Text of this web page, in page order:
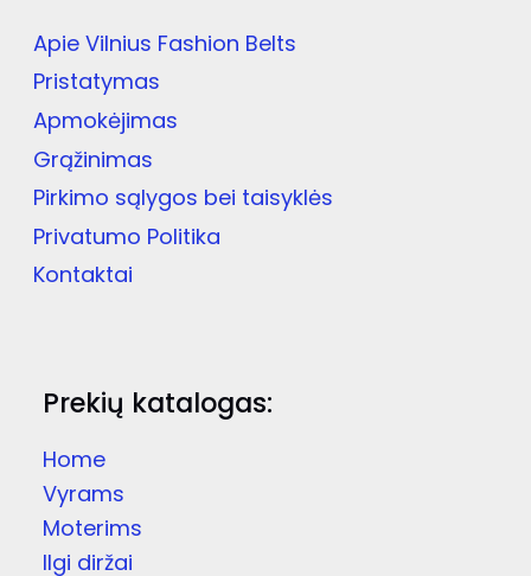
Apie Vilnius Fashion Belts
Pristatymas
Apmokėjimas
Grąžinimas
Pirkimo sąlygos bei taisyklės
Privatumo Politika
Kontaktai
Prekių katalogas:
Home
Vyrams
Moterims
Ilgi diržai